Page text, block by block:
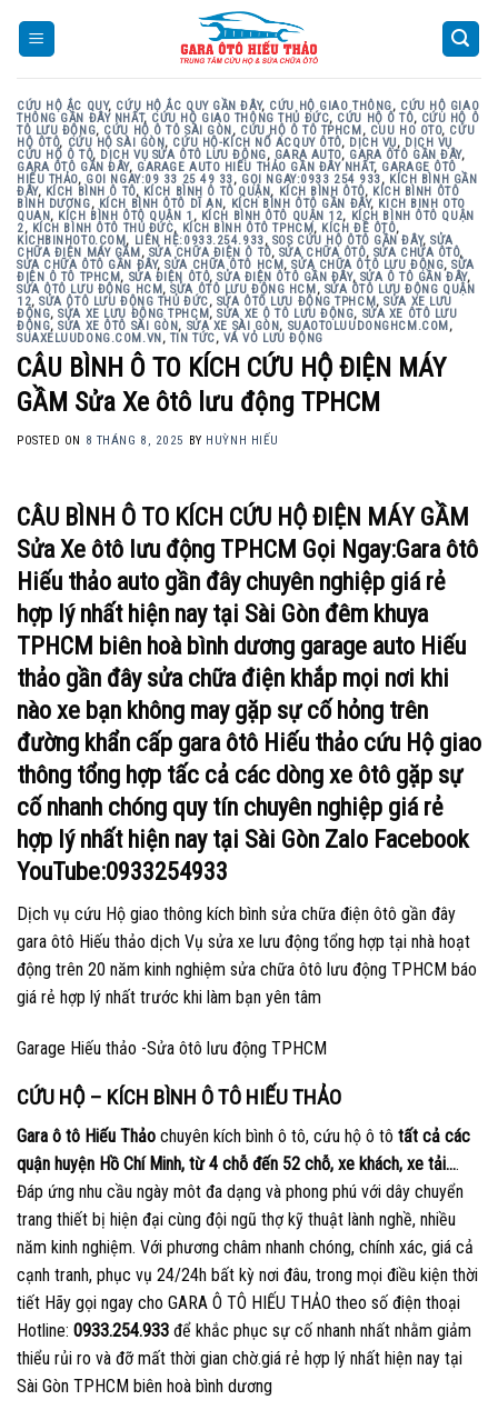
CỨU HỘ ẮC QUY, CỨU HỘ ẮC QUY GẦN ĐÂY, CỨU HỘ GIAO THÔNG, CỨU HỘ GIAO
THÔNG GẦN ĐÂY NHẤT, CỨU HỘ GIAO THÔNG THỦ ĐỨC, CỨU HỘ Ô TÔ, CỨU HỘ Ô
TÔ LƯU ĐỘNG, CỨU HỘ Ô TÔ SÀI GÒN, CỨU HỘ Ô TÔ TPHCM, CUU HO OTO, CỨU
HỘ ÔTÔ, CỨU HỘ SÀI GÒN, CỨU HỘ-KÍCH NỔ ACQUY ÔTÔ, DỊCH VỤ, DỊCH VỤ
CỨU HỘ Ô TÔ, DỊCH VỤ SỬA ÔTÔ LƯU ĐỘNG, GARA AUTO, GARA ÔTÔ GẦN ĐÂY,
GARA ÔTÔ GẦN ĐÂY, GARAGE AUTO HIẾU THẢO GẦN ĐÂY NHẤT, GARAGE ÔTÔ
HIẾU THẢO, GOI NGAY:09 33 25 49 33, GỌI NGAY:0933 254 933, KÍCH BÌNH GẦN
ĐÂY, KÍCH BÌNH Ô TÔ, KÍCH BÌNH Ô TÔ QUẬN, KÍCH BÌNH ÔTÔ, KÍCH BÌNH ÔTÔ
BÌNH DƯƠNG, KÍCH BÌNH ÔTÔ DĨ AN, KÍCH BÌNH ÔTÔ GẦN ĐÂY, KICH BINH OTO
QUAN, KÍCH BÌNH ÔTÔ QUẬN 1 , KÍCH BÌNH ÔTÔ QUẬN 12, KÍCH BÌNH ÔTÔ QUẬN
2, KÍCH BÌNH ÔTÔ THỦ ĐỨC, KÍCH BÌNH ÔTÔ TPHCM, KÍCH ĐỀ ÔTÔ,
KICHBINHOTO.COM, LIÊN HỆ:0933.254.933, SOS CỨU HỘ ÔTÔ GẦN ĐÂY,SỬA
CHỮA ĐIỆN MÁY GẦM, SỬA CHỮA ĐIỆN Ô TÔ, SỬA CHỮA ÔTÔ, SỬA CHỬA ÔTÔ,
SỬA CHỮA ÔTÔ GẦN ĐÂY,SỬA CHỮA ÔTÔ HCM,SỬA CHỮA ÔTÔ LƯU ĐỘNG,SỬA
ĐIỆN Ô TÔ TPHCM, SỬA ĐIỆN ÔTÔ,SỬA ĐIỆN ÔTÔ GẦN ĐÂY, SỬA Ô TÔ GẦN ĐÂY,
SỬA ÔTÔ LƯU ĐỘNG HCM,SỬA ÔTÔ LƯU ĐỘNG HCM, SỬA ÔTÔ LƯU ĐỘNG QUẬN
12,SỬA ÔTÔ LƯU ĐỘNG THỦ ĐỨC, SỬA ÔTÔ LƯU ĐỘNG TPHCM,SỬA XE LƯU
ĐỘNG,SỬA XE LƯU ĐỘNG TPHCM,SỬA XE Ô TÔ LƯU ĐỘNG, SỬA XE ÔTÔ LƯU
ĐỘNG,SỬA XE ÔTÔ SÀI GÒN, SỬA XE SÀI GÒN, SUAOTOLUUDONGHCM.COM,
SUAXELUUDONG.COM.VN, TIN TỨC, VÁ VỎ LƯU ĐỘNG
CÂU BÌNH Ô TO KÍCH CỨU HỘ ĐIỆN MÁY
GẦM Sửa Xe ôtô lưu động TPHCM
POSTED ON 8 THÁNG 8, 2025 BY HUỲNH HIẾU
CÂU BÌNH Ô TO KÍCH CỨU HỘ ĐIỆN MÁY GẦM
Sửa Xe ôtô lưu động TPHCM Gọi Ngay:Gara ôtô
Hiếu thảo auto gần đây chuyên nghiệp giá rẻ
hợp lý nhất hiện nay tại Sài Gòn đêm khuya
TPHCM biên hoà bình dương garage auto Hiếu
thảo gần đây sửa chữa điện khắp mọi nơi khi
nào xe bạn không may gặp sự cố hỏng trên
đường khẩn cấp gara ôtô Hiếu thảo cứu Hộ giao
thông tổng hợp tấc cả các dòng xe ôtô gặp sự
cố nhanh chóng quy tín chuyên nghiệp giá rẻ
hợp lý nhất hiện nay tại Sài Gòn Zalo Facebook
YouTube:0933254933
Dịch vụ cứu Hộ giao thông kích bình sửa chữa điện ôtô gần đây
gara ôtô Hiếu thảo dịch Vụ sửa xe lưu động tổng hợp tại nhà hoạt
động trên 20 năm kinh nghiệm sửa chữa ôtô lưu động TPHCM báo
giá rẻ hợp lý nhất trước khi làm bạn yên tâm
Garage Hiếu thảo -Sửa ôtô lưu động TPHCM
CỨU HỘ – KÍCH BÌNH Ô TÔ HIẾU THẢO
Gara ô tô Hiếu Thảo chuyên kích bình ô tô, cứu hộ ô tô tất cả các
quận huyện Hồ Chí Minh, từ 4 chỗ đến 52 chỗ, xe khách, xe tải….
Đáp ứng nhu cầu ngày môt đa dạng và phong phú với dây chuyển
trang thiết bị hiện đại cùng đội ngũ thợ kỹ thuật lành nghề, nhiều
năm kinh nghiệm. Với phương châm nhanh chóng, chính xác, giá cả
cạnh tranh, phục vụ 24/24h bất kỳ nơi đâu, trong mọi điều kiện thời
tiết Hãy gọi ngay cho GARA Ô TÔ HIẾU THẢO theo số điện thoại
Hotline: 0933.254.933 để khắc phục sự cố nhanh nhất nhằm giảm
thiểu rủi ro và đỡ mất thời gian chờ.giá rẻ hợp lý nhất hiện nay tại
Sài Gòn TPHCM biên hoà bình dương